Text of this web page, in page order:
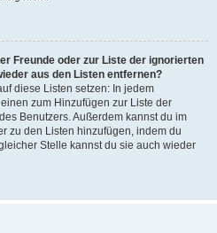
Freunde oder zur Liste der ignorierten
aus den Listen entfernen?
diese Listen setzen: In jedem
zum Hinzufügen zur Liste der
Benutzers. Außerdem kannst du im
zu den Listen hinzufügen, indem du
Stelle kannst du sie auch wieder